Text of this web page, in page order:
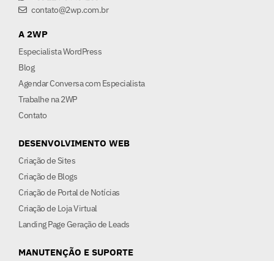
contato@2wp.com.br
A 2WP
Especialista WordPress
Blog
Agendar Conversa com Especialista
Trabalhe na 2WP
Contato
DESENVOLVIMENTO WEB
Criação de Sites
Criação de Blogs
Criação de Portal de Notícias
Criação de Loja Virtual
Landing Page Geração de Leads
MANUTENÇÃO E SUPORTE